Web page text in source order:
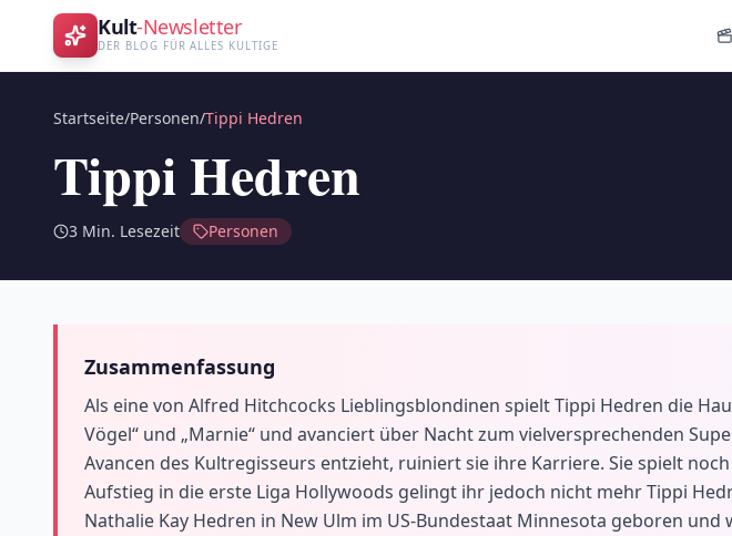
Kult-Newsletter
DER BLOG FÜR ALLES KULTIGE
Startseite/Personen/Tippi Hedren
Tippi Hedren
3 Min. Lesezeit Personen
Zusammenfassung
Als eine von Alfred Hitchcocks Lieblingsblondinen spielt Tippi Hedren die
Vögel“ und „Marnie“ und avanciert über Nacht zum vielversprechenden
Avancen des Kultregisseurs entzieht, ruiniert sie ihre Karriere. Sie spielt
Aufstieg in die erste Liga Hollywoods gelingt ihr jedoch nicht mehr Tippi
Nathalie Kay Hedren in New Ulm im US-Bundestaat Minnesota geboren